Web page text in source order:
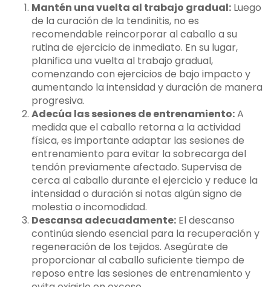
Mantén una vuelta al trabajo gradual: Luego
de la curación de la tendinitis, no es
recomendable reincorporar al caballo a su
rutina de ejercicio de inmediato. En su lugar,
planifica una vuelta al trabajo gradual,
comenzando con ejercicios de bajo impacto y
aumentando la intensidad y duración de manera
progresiva.
Adecúa las sesiones de entrenamiento:A
medida que el caballo retorna a la actividad
física, es importante adaptar las sesiones de
entrenamiento para evitar la sobrecarga del
tendón previamente afectado. Supervisa de
cerca al caballo durante el ejercicio y reduce la
intensidad o duración si notas algún signo de
molestia o incomodidad.
Descansa adecuadamente: El descanso
continúa siendo esencial para la recuperación y
regeneración de los tejidos. Asegúrate de
proporcionar al caballo suficiente tiempo de
reposo entre las sesiones de entrenamiento y